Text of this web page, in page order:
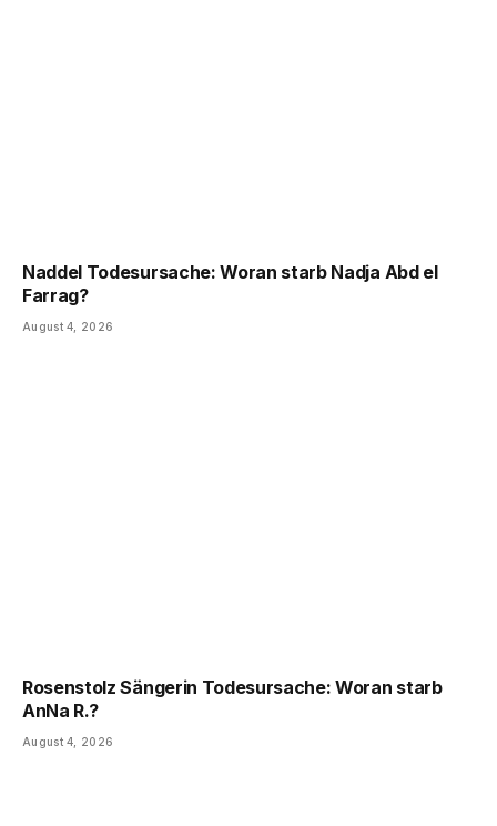
Naddel Todesursache: Woran starb Nadja Abd el
Farrag?
August 4, 2026
Rosenstolz Sängerin Todesursache: Woran starb
AnNa R.?
August 4, 2026